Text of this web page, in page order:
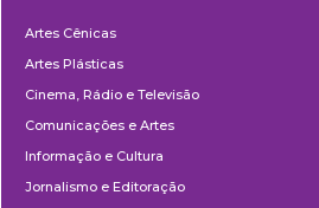
Artes Cênicas
Artes Plásticas
Cinema, Rádio e Televisão
Comunicações e Artes
Informação e Cultura
Jornalismo e Editoração